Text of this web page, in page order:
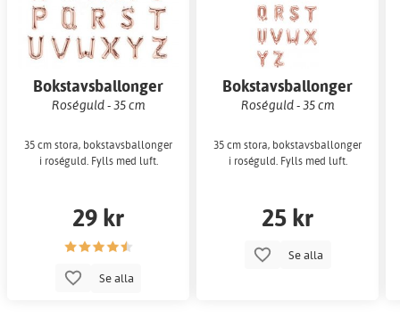
Bokstavsballonger
Roséguld - 35 cm
35 cm stora, bokstavsballonger
i roséguld. Fylls med luft.
29 kr
Se alla
Bokstavsballonger
Roséguld - 35 cm
35 cm stora, bokstavsballonger
i roséguld. Fylls med luft.
25 kr
Se alla